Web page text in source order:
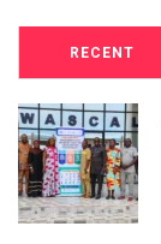
RECENT